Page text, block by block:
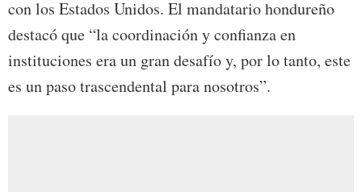
con los Estados Unidos. El mandatario hondureño
destacó que “la coordinación y confianza en
instituciones era un gran desafío y, por lo tanto, este
es un paso trascendental para nosotros”.